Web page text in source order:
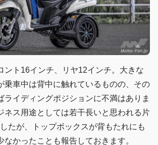
ント16インチ、リヤ12インチ。大きな
乗車中は背中に触れているものの、その
ライディングポジションに不満はありま
ネス用途としては若干長いと思われる片
たが、トップボックスが背もたれにも
なかったことも報告しておきます。